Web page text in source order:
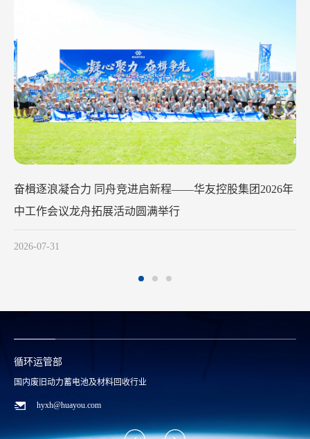
楫逐浪凝合力 同舟竞进启新程——华友控股集团2026年
工作会议龙舟拓展活动圆满举行
07-31
循环运管部
国内废旧动力蓄电池及材料回收行业
hyxh@huayou.com